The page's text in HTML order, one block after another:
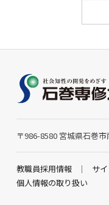
〒986-8580 宮城県石巻
教職員採用情報 サ
個人情報の取り扱い